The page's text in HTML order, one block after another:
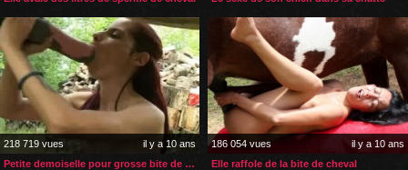
218 719 vues
il y a 10 ans
Petite demoiselle pour grosse bite de cheval
186 054 vues
il y a 10 ans
Elle raffole de la bite de cheval